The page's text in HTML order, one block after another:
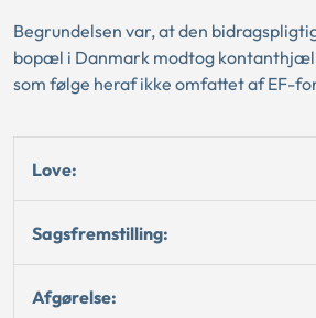
Begrundelsen var, at den
bopæl i Danmark modtog
som følge heraf ikke omfattet af EF-
Love:
Sagsfremstilling:
Afgørelse: